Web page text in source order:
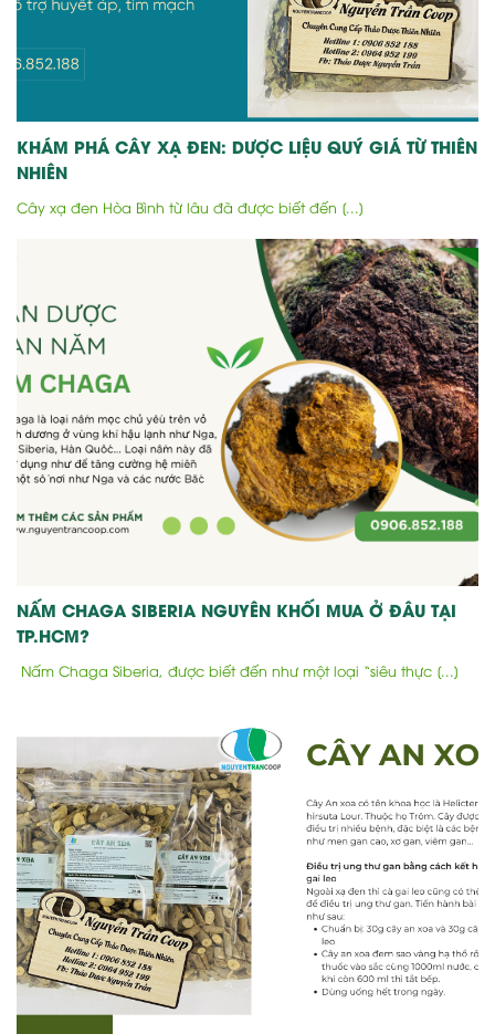
KHÁM PHÁ CÂY XẠ ĐEN: DƯỢC LIỆU QUÝ GIÁ TỪ THIÊN
NHIÊN
Cây xạ đen Hòa Bình từ lâu đã được biết đến [...]
NẤM CHAGA SIBERIA NGUYÊN KHỐI MUA Ở ĐÂU TẠI
TP.HCM?
Nấm Chaga Siberia, được biết đến như một loại “siêu thực [...]